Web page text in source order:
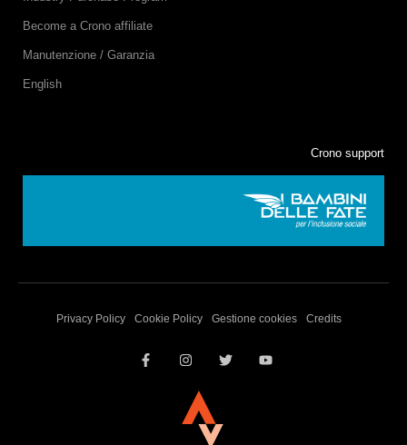
Become a Crono affiliate
Manutenzione / Garanzia
English
Crono support
Privacy Policy Cookie Policy Gestione cookies Credits